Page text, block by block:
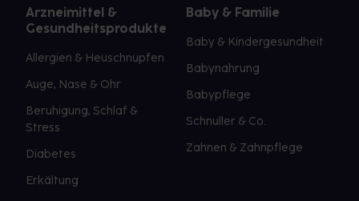
Arzneimittel &
Gesundheitsprodukte
Allergien & Heuschnupfen
Auge, Nase & Ohr
Beruhigung, Schlaf &
Stress
Diabetes
Erkältung
Baby & Familie
Baby & Kindergesundheit
Babynahrung
Babypflege
Schnuller & Co.
Zahnen & Zahnpflege